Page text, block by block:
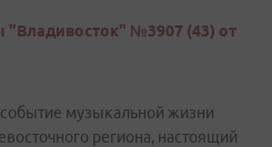
"Владивосток" №3907 (43) от
музыкальной жизни
региона, настоящий